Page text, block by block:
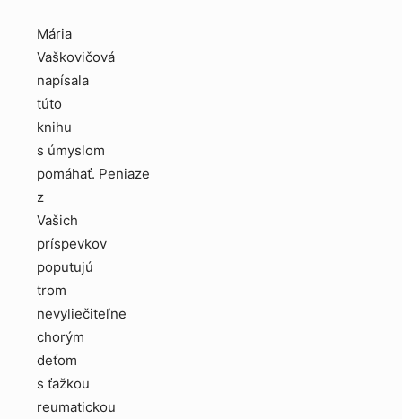
Mária
Vaškovičová
napísala
túto
knihu
s úmyslom
pomáhať. Peniaze
z
Vašich
príspevkov
poputujú
trom
nevyliečiteľne
chorým
deťom
s ťažkou
reumatickou